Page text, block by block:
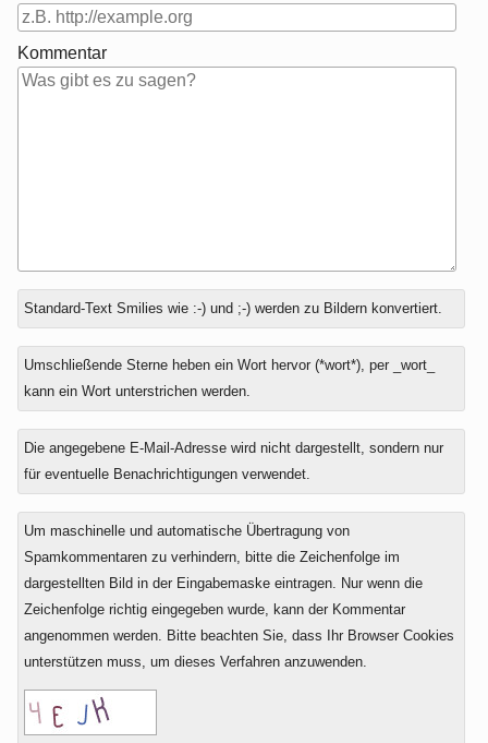
Kommentar
Antwort
zu
Standard-Text Smilies wie :-) und ;-) werden zu Bildern konvertiert.
Umschließende Sterne heben ein Wort hervor (*wort*), per _wort_
kann ein Wort unterstrichen werden.
Die angegebene E-Mail-Adresse wird nicht dargestellt, sondern nur
für eventuelle Benachrichtigungen verwendet.
Um maschinelle und automatische Übertragung von
Spamkommentaren zu verhindern, bitte die Zeichenfolge im
dargestellten Bild in der Eingabemaske eintragen. Nur wenn die
Zeichenfolge richtig eingegeben wurde, kann der Kommentar
angenommen werden. Bitte beachten Sie, dass Ihr Browser Cookies
unterstützen muss, um dieses Verfahren anzuwenden.